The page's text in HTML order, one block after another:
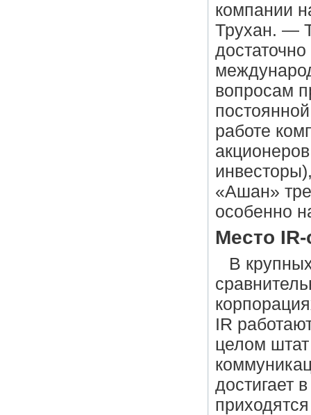
компании
Трухан. —
вопросам
работе
«Ашан»
особенно
Место
В
IR
целом
достигает